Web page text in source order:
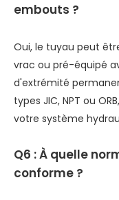
embouts ?
Oui, le tuyau peut
vrac ou pré-équipé
d'extrémité
types JIC, NPT ou
votre système
Q6 : À quelle
conforme ?